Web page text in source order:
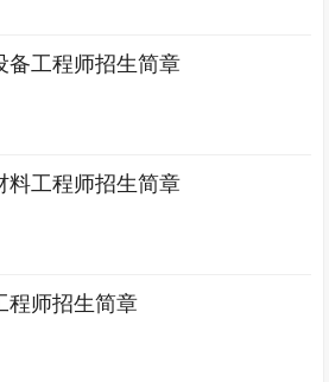
备工程师招生简章
料工程师招生简章
程师招生简章